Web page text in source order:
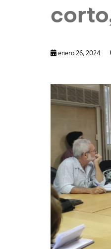
enero 26, 2024